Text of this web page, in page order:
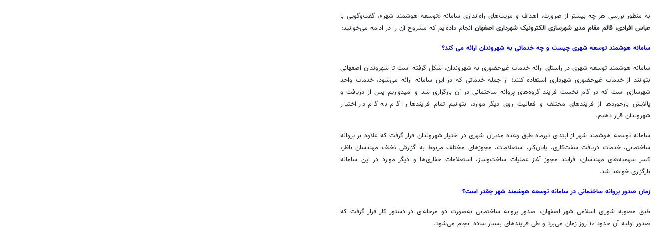
به منظور بررسی هر چه بیشتر از ضرورت، اهداف و مزیت‌های راه‌اندازی سامانه «توسعه هوشمند شهر»، گفت‌وگویی با
عباس افرادی، قائم مقام مدیر شهرسازی الکترونیک شهرداری اصفهان انجام داده‌ایم که مشروح آن را در ادامه می‌خوانید:
سامانه هوشمند توسعه شهری چیست و چه خدماتی به شهروندان ارائه می‌ کند؟
سامانه هوشمند توسعه شهری در راستای ارائه خدمات غیرحضوری به شهروندان، شکل گرفته است تا شهروندان اصفهانی
بتوانند از خدمات غیرحضوری شهرداری استفاده کنند؛ از جمله خدماتی که در این سامانه ارائه می‌شود، خدمات واحد
شهرسازی است که در گام نخست فرایند گروه‌های پروانه ساختمانی در آن بارگزاری شد و امیدواریم پس از دریافت و
پالایش بازخوردها از فرایندهای مختلف و فعالیت روی دیگر موارد، بتوانیم تمامفرایندها را گام به گام در اختیار
شهروندان قرار دهیم.
سامانه توسعه هوشمند شهر از ابتدای تیرماه طبق وعده مدیران شهری در اختیار شهروندان قرار گرفت که علاوه بر پروانه
ساختمانی، خدمات دریافت سفت‌کاری، پایان‌کار، استعلامات، مجوزهای مختلف مربوط به گزارش تخلف مهندسان ناظر،
کسر سهمیه‌های مهندسان، فرایند مجوز آغاز عملیات ساخت‌وساز، استعلامات حفاری‌ها و دیگر موارد در این سامانه
بارگزاری خواهد شد.
زمان صدور پروانه ساختمانی در سامانه توسعه هوشمند شهرچقدر است؟
طبق مصوبه شورای اسلامی شهر اصفهان، صدور پروانه ساختمانی به‌صورت دو مرحله‌ای در دستور کار قرار گرفت که
صدور اولیه آن حدود ۱۰ روز زمان می‌برد و طی فرایندهای بسیار ساده انجام می‌شود.